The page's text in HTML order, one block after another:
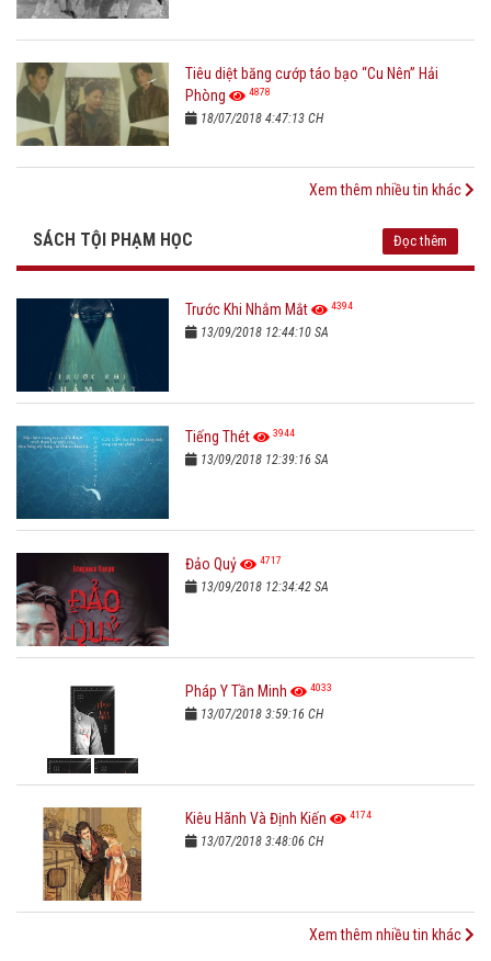
Tiêu diệt băng cướp táo bạo “Cu Nên” Hải
Phòng
4878
18/07/2018 4:47:13 CH
Xem thêm nhiều tin khác
SÁCH TỘI PHẠM HỌC Đọc thêm
Trước Khi Nhắm Mắt 4394
13/09/2018 12:44:10 SA
Tiếng Thét 3944
13/09/2018 12:39:16 SA
Đảo Quỷ 4717
13/09/2018 12:34:42 SA
Pháp Y Tần Minh 4033
13/07/2018 3:59:16 CH
Kiêu Hãnh Và Định Kiến 4174
13/07/2018 3:48:06 CH
Xem thêm nhiều tin khác